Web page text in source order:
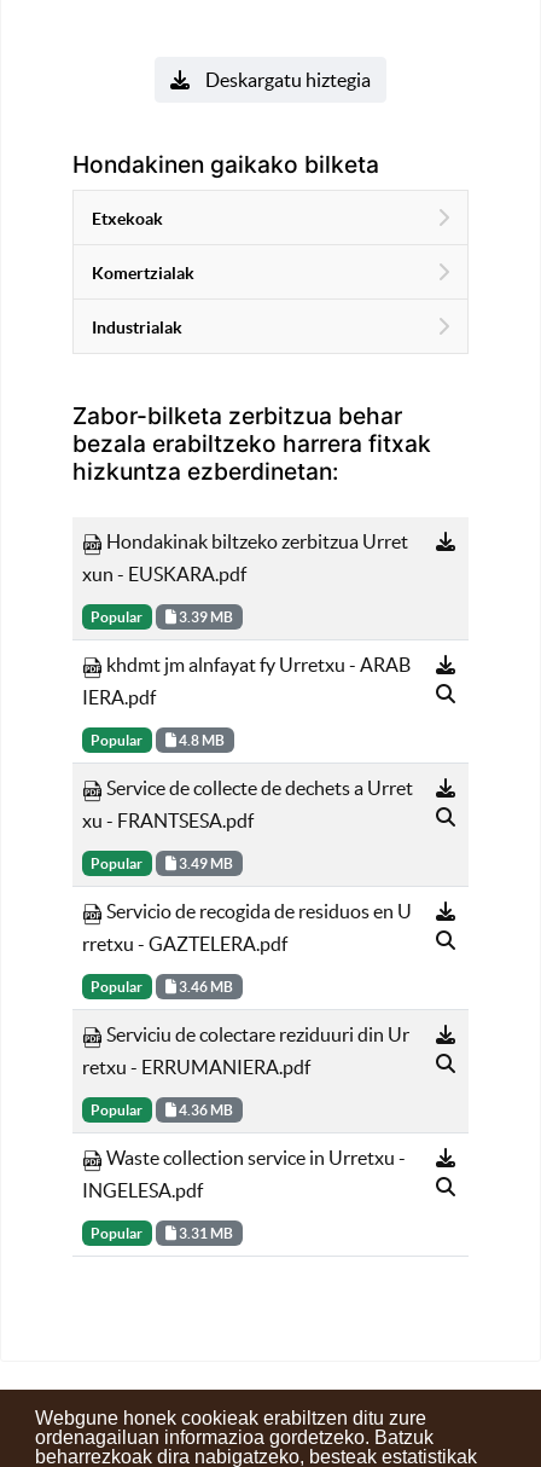
Webgune honek cookieak erabiltzen ditu zure
ordenagailuan informazioa gordetzeko. Batzuk
beharrezkoak dira nabigatzeko, besteak estatistikak
Deskargatu hiztegia
Hondakinen gaikako bilketa
Etxekoak
Komertzialak
Industrialak
Zabor-bilketa zerbitzua behar
bezala erabiltzeko harrera fitxak
hizkuntza ezberdinetan:
Hondakinak biltzeko zerbitzua Urret
xun - EUSKARA.pdf
Popular 3.39 MB
khdmt jm alnfayat fy Urretxu - ARAB
IERA.pdf
Popular 4.8 MB
Service de collecte de dechets a Urret
xu - FRANTSESA.pdf
Popular 3.49 MB
Servicio de recogida de residuos en U
rretxu - GAZTELERA.pdf
Popular 3.46 MB
Serviciu de colectare reziduuri din Ur
retxu - ERRUMANIERA.pdf
Popular 4.36 MB
Waste collection service in Urretxu -
INGELESA.pdf
Popular 3.31 MB